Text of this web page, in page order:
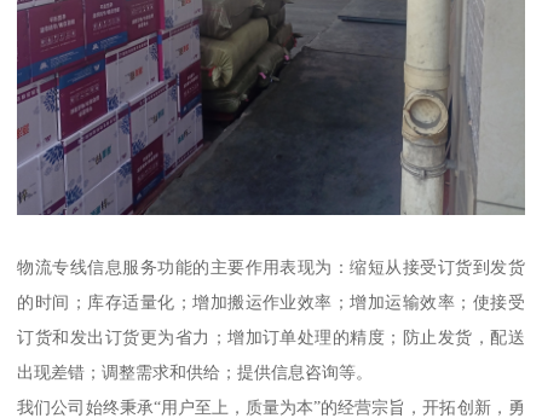
物流专线信息服务功能的主要作用表现为：缩短从接受订货到发货
的时间；库存适量化；增加搬运作业效率；增加运输效率；使接受
订货和发出订货更为省力；增加订单处理的精度；防止发货，配送
出现差错；调整需求和供给；提供信息咨询等。
我们公司始终秉承“用户至上，质量为本”的经营宗旨，开拓创新，勇